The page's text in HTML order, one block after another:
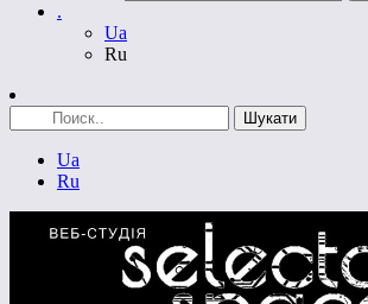
.
Ua
Ru
Ua
Ru